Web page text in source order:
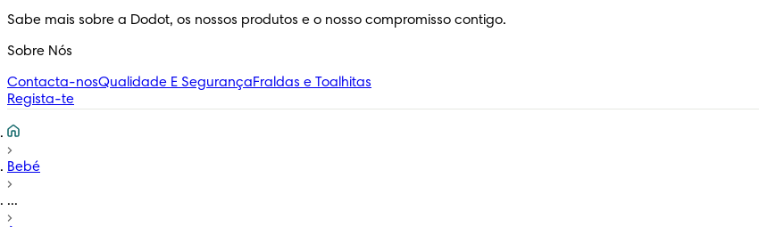
Sabe mais sobre a Dodot, os nossos produtos e o nosso compromisso contigo.
Sobre Nós
Contacta-nosQualidade E SegurançaFraldas e Toalhitas
Regista-te
Bebé
...